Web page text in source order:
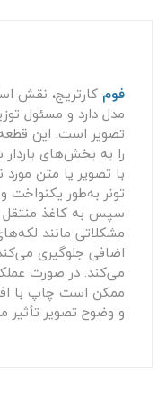
فوم کارتریج، نقش
مدل دارد و مسئول
تصویر است. این قطعه
را به بخش‌های
با تصویر یا متن
تونر به‌طور یکنواخت
سپس به کاغذ منتقل
مشکلاتی مانند
اضافی جلوگیری
می‌کند. در صورت
ممکن است چاپ با
و وضوح تصویر